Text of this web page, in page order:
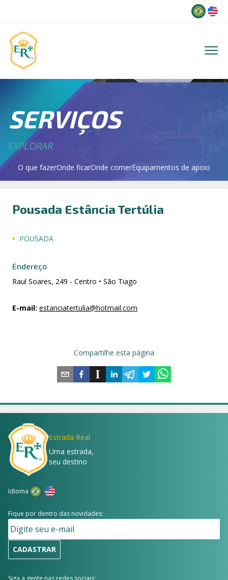
SERVIÇOS
EXPLORAR
O que fazerOnde ficarOnde comerEquipamentos de apoio
Pousada Estância Tertúlia
POUSADA
Endereço
Raul Soares, 249 - Centro • São Tiago
E-mail: estanciatertulia@hotmail.com
Compartilhe esta página
Estrada Real
Uma estrada,
seu destino
Idioma
Fique por dentro das novidades:
CADASTRAR
Siga a gente nas redes sociais: